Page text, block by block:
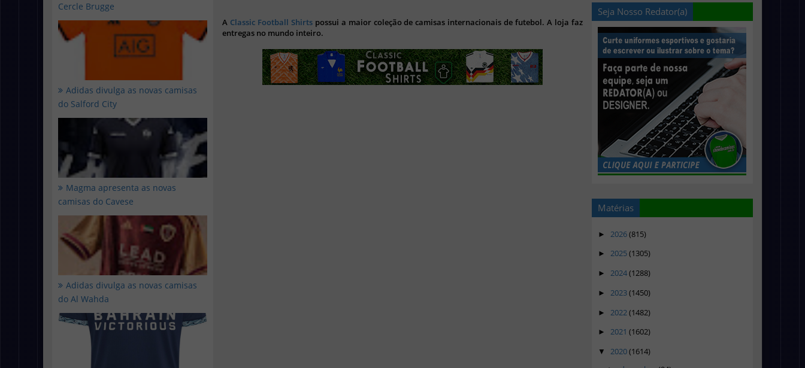
Cercle Brugge
Adidas divulga as novas camisas
do Salford City
Magma apresenta as novas
camisas do Cavese
Adidas divulga as novas camisas
do Al Wahda
A Classic Football Shirts possui a maior coleção de camisas internacionais de futebol. A loja faz
entregas no mundo inteiro.
Seja Nosso Redator(a)
Matérias
► 2026(815)
► 2025(1305)
► 2024(1288)
► 2023(1450)
► 2022(1482)
► 2021 (1602)
▼ 2020(1614)